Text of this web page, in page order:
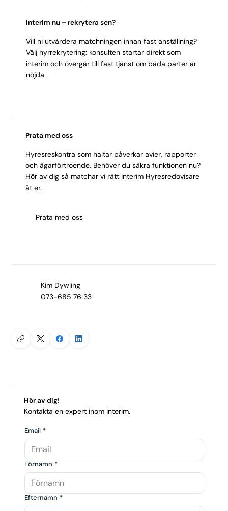
Interim nu – rekrytera sen?
Vill ni utvärdera matchningen innan fast anställning?
Välj hyrrekrytering: konsulten startar direkt som
interim och övergår till fast tjänst om båda parter är
nöjda.
Prata med oss
Hyresreskontra som haltar påverkar avier, rapporter
och ägarförtroende. Behöver du säkra funktionen nu?
Hör av dig så matchar vi rätt Interim Hyresredovisare
åt er.
Prata med oss
Kim Dywling
073-685 76 33
Hör av dig!
Kontakta en expert inom interim.
Email *
Förnamn *
Efternamn *